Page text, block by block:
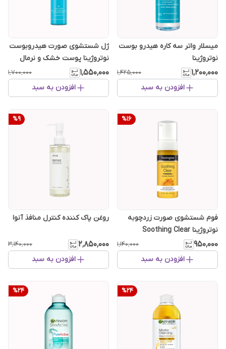
میسلار واتر سه کاره هیدرو بوست
نوتروژینا
۱٬۲۰۰٬۰۰۰ ۱٬۴۲۵٬۰۰۰
افزودن به سبد
ژل شستشوی صورت هیدروبوست
نوتروژینا پوست خشک و نرمال
[سفارش اروپا]
۱٬۵۵۰٬۰۰۰ ۱٬۷۰۰٬۰۰۰
افزودن به سبد
%16
فوم شستشوی صورت زردچوبه
نوتروژینا Soothing Clear
[سفارش اروپا]
۹۵۰٬۰۰۰ ۱٬۱۴۰٬۰۰۰
افزودن به سبد
%9
روغن پاک کننده کنترل منافذ آنوا
۲٬۸۵۰٬۰۰۰ ۳٬۱۴۰٬۰۰۰
افزودن به سبد
%24
%24